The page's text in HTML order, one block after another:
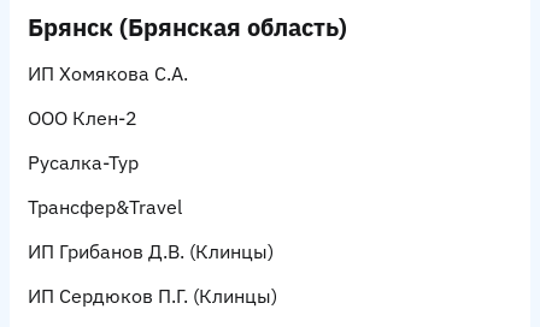
Брянск (Брянская область)
ИП Хомякова С.А.
ООО Клен-2
Русалка-Тур
Трансфер&Travel
ИП Грибанов Д.В. (Клинцы)
ИП Сердюков П.Г. (Клинцы)